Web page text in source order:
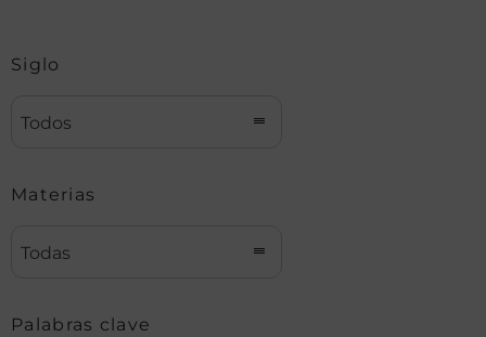
Siglo
Todos
Materias
Todas
Palabras clave